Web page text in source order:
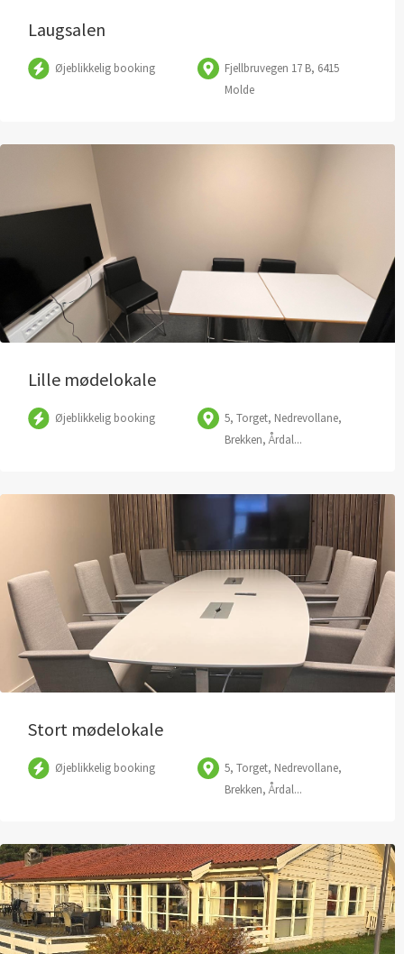
Laugsalen
Øjeblikkelig booking
Fjellbruvegen 17 B, 6415
Molde
Lille mødelokale
Øjeblikkelig booking
5, Torget, Nedrevollane,
Brekken, Årdal...
Stort mødelokale
Øjeblikkelig booking
5, Torget, Nedrevollane,
Brekken, Årdal...